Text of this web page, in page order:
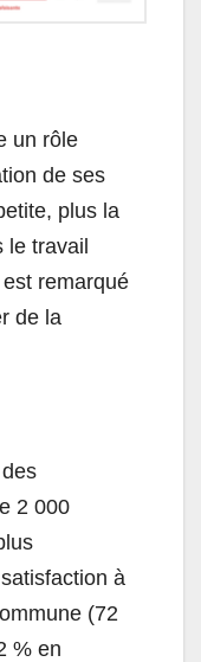
un rôle
de ses
plus la
le travail
remarqué
de la
2 000
à
(72
% en